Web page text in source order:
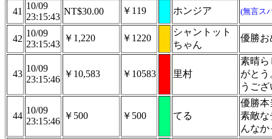
41
10/09
23:15:43
NT$30.00 ￥119 ホンジア (無言ス
42
10/09
23:15:43
￥1,220 ￥1220
シャントット
ちゃん
優勝お
43
10/09
23:15:46
￥10,583 ￥10583 里村
素晴ら
がと
うご
44
10/09
23:15:46
￥500 ￥500 てる
優勝本
素敵な
んな